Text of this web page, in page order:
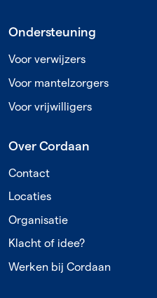
Ondersteuning
Voor verwijzers
Voor mantelzorgers
Voor vrijwilligers
Over Cordaan
Contact
Locaties
Organisatie
Klacht of idee?
Werken bij Cordaan